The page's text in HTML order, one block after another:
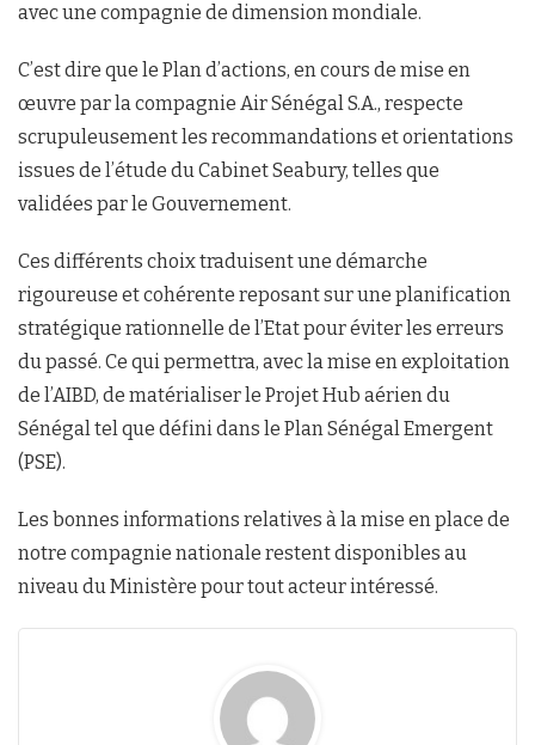
avec une compagnie de dimension mondiale.
C’est dire que le Plan d’actions, en cours de mise en
œuvre par la compagnie Air Sénégal S.A., respecte
scrupuleusement les recommandations et orientations
issues de l’étude du Cabinet Seabury, telles que
validées par le Gouvernement.
Ces différents choix traduisent une démarche
rigoureuse et cohérente reposant sur une planification
stratégique rationnelle de l’Etat pour éviter les erreurs
du passé. Ce qui permettra, avec la mise en exploitation
de l’AIBD, de matérialiser le Projet Hub aérien du
Sénégal tel que défini dans le Plan Sénégal Emergent
(PSE).
Les bonnes informations relatives à la mise en place de
notre compagnie nationale restent disponibles au
niveau du Ministère pour tout acteur intéressé.